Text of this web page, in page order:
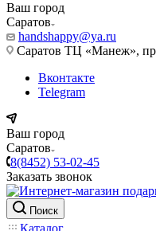
Ваш город
Саратов
handshappy@ya.ru
Саратов ТЦ «Манеж»,
Вконтакте
Telegram
Ваш город
Саратов
8(8452) 53-02-45
Заказать звонок
Поиск
Каталог